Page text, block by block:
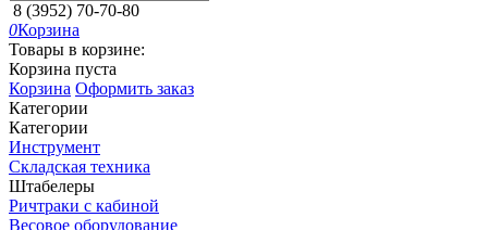
8 (3952) 70-70-80
0Корзина
Товары в корзине:
Корзина пуста
Корзина Оформить заказ
Категории
Категории
Инструмент
Складская техника
Штабелеры
Ричтраки с кабиной
Весовое оборудование